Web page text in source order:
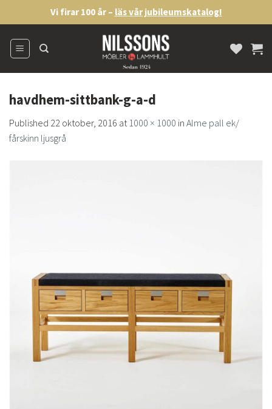
to
content
Vi firar 100 år – läs vår jubileumskatalog!
havdhem-sittbank-g-a-d
Published 22 oktober, 2016 at1000 × 1000 in Alme pall ek/
fårskinn ljusgrå